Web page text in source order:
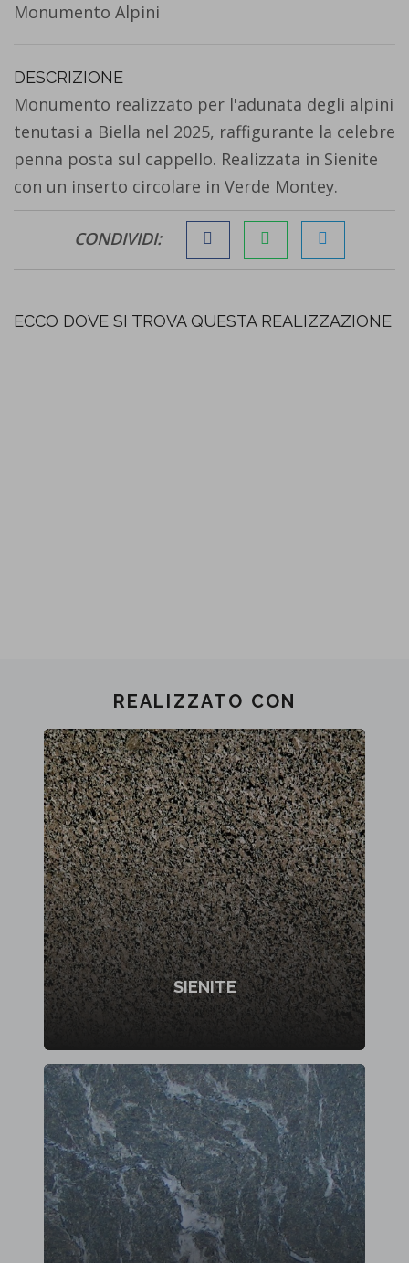
Monumento Alpini
DESCRIZIONE
Monumento realizzato per l'adunata degli alpini
tenutasi a Biella nel 2025, raffigurante la celebre
penna posta sul cappello. Realizzata in Sienite
con un inserto circolare in Verde Montey.
CONDIVIDI:
ECCO DOVE SI TROVA QUESTA REALIZZAZIONE
REALIZZATO CON
SIENITE